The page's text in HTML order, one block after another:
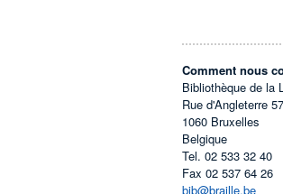
Comment nous
Bibliothèque de la
Rue d'Angleterre 57
1060 Bruxelles
Belgique
Tel. 02 533 32 40
Fax 02 537 64 26
bib@braille.be